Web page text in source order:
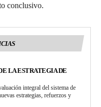
conclusivo.
LA ESTRATEGIA DE
integral del sistema de
estrategias, refuerzos y